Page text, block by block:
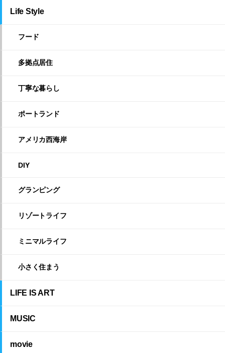
Life Style
フード
多拠点居住
丁寧な暮らし
ポートランド
アメリカ西海岸
DIY
グランピング
リゾートライフ
ミニマルライフ
小さく住まう
LIFE IS ART
MUSIC
movie